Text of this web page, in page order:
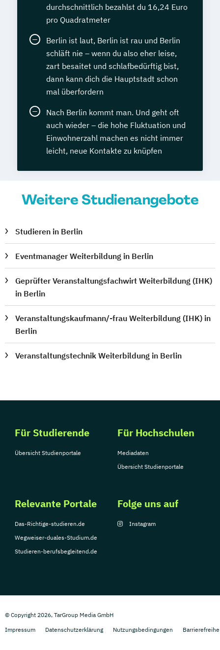
durchschnittlich bezahlst du 16,24 Euro
pro Quadratmeter
Berlin ist laut, Berlin ist rau und Berlin
schläft nie – wenn du also eher leise,
zart besaitet und schlafbedürftig bist,
dann kann dich die Hauptstadt schon
mal überfordern
Nach Berlin kommt man. Und geht oft
auch wieder – die hohe Fluktuation und
Einwohnerzahl machen es nicht immer
leicht, neue Kontakte zu knüpfen
Weitere Studienangebote
Studieren in Berlin
Eventmanager Weiterbildung in Berlin
Geprüfter Veranstaltungsfachwirt Weiterbildung (IHK)
in Berlin
Veranstaltungskaufmann/-frau Weiterbildung (IHK) in
Berlin
Veranstaltungstechnik Weiterbildung in Berlin
Für Studierende
Übersicht Studienportale
Für Hochschulen
Mediadaten
Übersicht Studienportale
Relevante Portale
Das-Richtige-studieren.de
Wegweiser-duales-Studium.de
Studieren-berufsbegleitend.de
Folge uns auf
Instagram
© Copyright 2026, TarGroup Media GmbH
Impressum
Datenschutzerklärung Nutzungsbedingungen